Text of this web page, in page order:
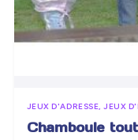
JEUX D'ADRESSE, JEUX
Chamboule tout